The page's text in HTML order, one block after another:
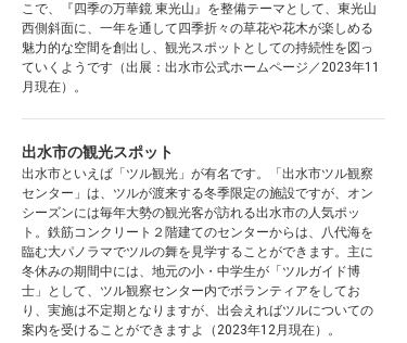
こで、『四季の万華鏡 東光山』を整備テーマとして、東光山
西側斜面に、一年を通して四季折々の草花や花木が楽しめる
魅力的な空間を創出し、観光スポットとしての持続性を図っ
ていくようです（出展：出水市公式ホームページ／2023年11
月現在）。
出水市の観光スポット
出水市といえば「ツル観光」が有名です。「出水市ツル観察
センター」は、ツルが渡来する冬季限定の施設ですが、オン
シーズンには毎年大勢の観光客が訪れる出水市の人気ポッ
ト。鉄筋コンクリート２階建てのセンターからは、八代海を
臨む大パノラマでツルの舞を見学することができます。主に
冬休みの期間中には、地元の小・中学生が「ツルガイド博
士」として、ツル観察センター内でボランティアをしてお
り、実施は不定期となりますが、出会えればツルについての
案内を受けることができますよ（2023年12月現在）。